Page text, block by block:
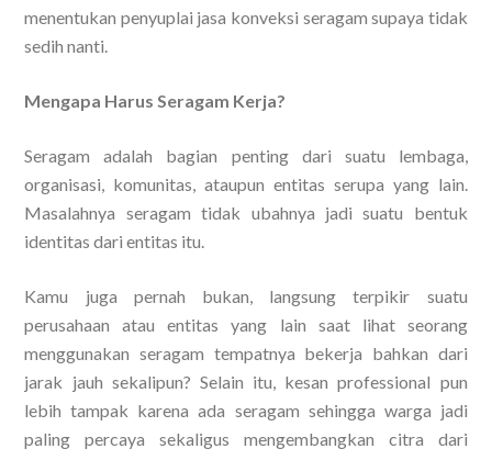
menentukan penyuplai jasa konveksi seragam supaya tidak
sedih nanti.
Mengapa Harus Seragam Kerja?
Seragam adalah bagian penting dari suatu lembaga,
organisasi, komunitas, ataupun entitas serupa yang lain.
Masalahnya seragam tidak ubahnya jadi suatu bentuk
identitas dari entitas itu.
Kamu juga pernah bukan, langsung terpikir suatu
perusahaan atau entitas yang lain saat lihat seorang
menggunakan seragam tempatnya bekerja bahkan dari
jarak jauh sekalipun? Selain itu, kesan professional pun
lebih tampak karena ada seragam sehingga warga jadi
paling percaya sekaligus mengembangkan citra dari